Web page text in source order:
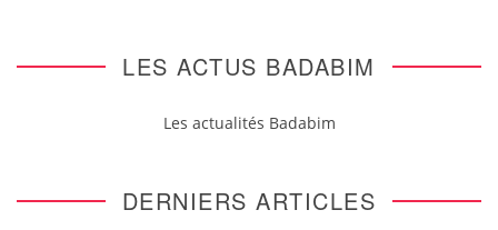
LES ACTUS BADABIM
Les actualités Badabim
DERNIERS ARTICLES